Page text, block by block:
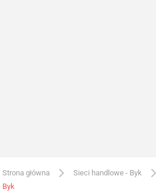
Strona główna Sieci handlowe - Byk
Byk